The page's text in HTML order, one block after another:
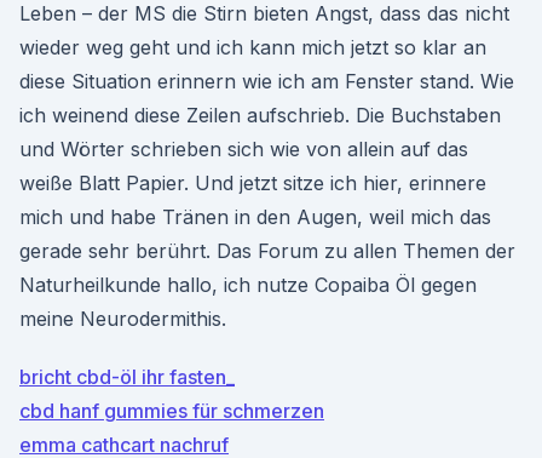
Leben – der MS die Stirn bieten Angst, dass das nicht
wieder weg geht und ich kann mich jetzt so klar an
diese Situation erinnern wie ich am Fenster stand. Wie
ich weinend diese Zeilen aufschrieb. Die Buchstaben
und Wörter schrieben sich wie von allein auf das
weiße Blatt Papier. Und jetzt sitze ich hier, erinnere
mich und habe Tränen in den Augen, weil mich das
gerade sehr berührt. Das Forum zu allen Themen der
Naturheilkunde hallo, ich nutze Copaiba Öl gegen
meine Neurodermithis.
bricht cbd-öl ihr fasten_
cbd hanf gummies für schmerzen
emma cathcart nachruf